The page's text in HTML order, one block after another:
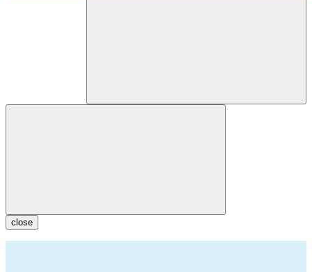
close